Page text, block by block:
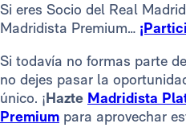
Si eres Socio del Real
Madridista Premium…
Si todavía no formas parte
no dejes pasar la
único. ¡Hazte Madridista
Premium para aprovechar